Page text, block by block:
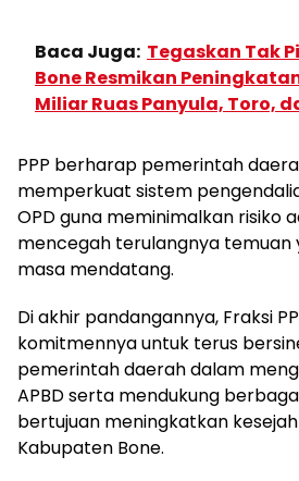
Baca Juga: Tegaskan Tak
Bone Resmikan
Miliar Ruas Panyula, Toro,
PPP berharap pemerintah
memperkuat sistem
OPD guna meminimalkan risiko
mencegah terulangnya temuan
masa mendatang.
Di akhir pandangannya, Fraksi
komitmennya untuk terus
pemerintah daerah dalam
APBD serta mendukung
bertujuan meningkatkan
Kabupaten Bone.